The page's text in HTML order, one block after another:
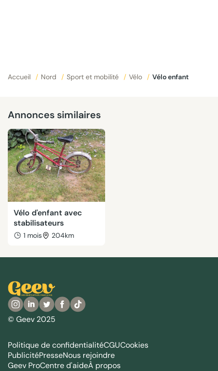
Accueil / Nord / Sport et mobilité / Vélo / Vélo enfant
Annonces similaires
Vélo d'enfant avec
stabilisateurs
1 mois 204km
© Geev 2025
Politique de confidentialitéCGUCookies
PublicitéPresseNous rejoindre
Geev ProCentre d'aideÀ propos